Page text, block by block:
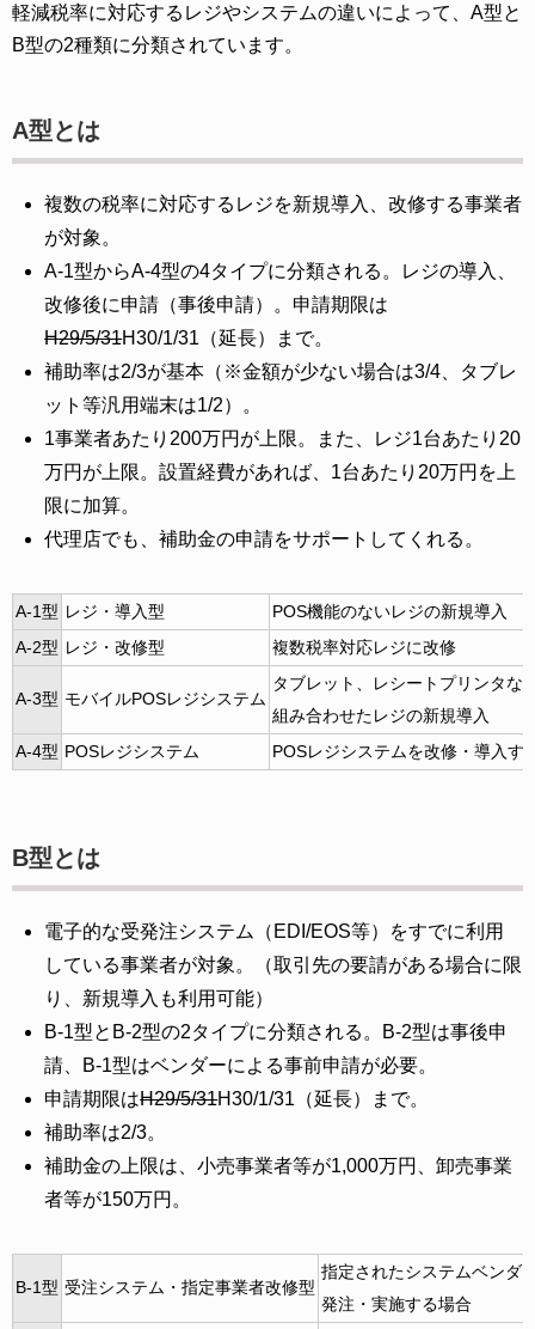
軽減税率に対応するレジやシステムの違いによって、A型と
B型の2種類に分類されています。
A型とは
複数の税率に対応するレジを新規導入、改修する事業者
が対象。
A-1型からA-4型の4タイプに分類される。レジの導入、
改修後に申請（事後申請）。申請期限は
H29/5/31H30/1/31（延長）まで。
補助率は2/3が基本（※金額が少ない場合は3/4、タブレ
ット等汎用端末は1/2）。
1事業者あたり200万円が上限。また、レジ1台あたり20
万円が上限。設置経費があれば、1台あたり20万円を上
限に加算。
代理店でも、補助金の申請をサポートしてくれる。
A-1型 レジ・導入型
POS機能のないレジの新規導入
A-2型 レジ・改修型 複数税率対応レジに改修
A-3型 モバイルPOSレジシステム
タブレット、レシートプリンタな
組み合わせたレジの新規導入
A-4型 POSレジシステム POSレジシステムを改修・導入す
B型とは
電子的な受発注システム（EDI/EOS等）をすでに利用
している事業者が対象。（取引先の要請がある場合に限
り、新規導入も利用可能）
B-1型とB-2型の2タイプに分類される。B-2型は事後申
請、B-1型はベンダーによる事前申請が必要。
申請期限はH29/5/31H30/1/31（延長）まで。
補助率は2/3。
補助金の上限は、小売事業者等が1,000万円、卸売事業
者等が150万円。
B-1型 受注システム・指定事業者改修型
指定されたシステムベンダ
発注・実施する場合